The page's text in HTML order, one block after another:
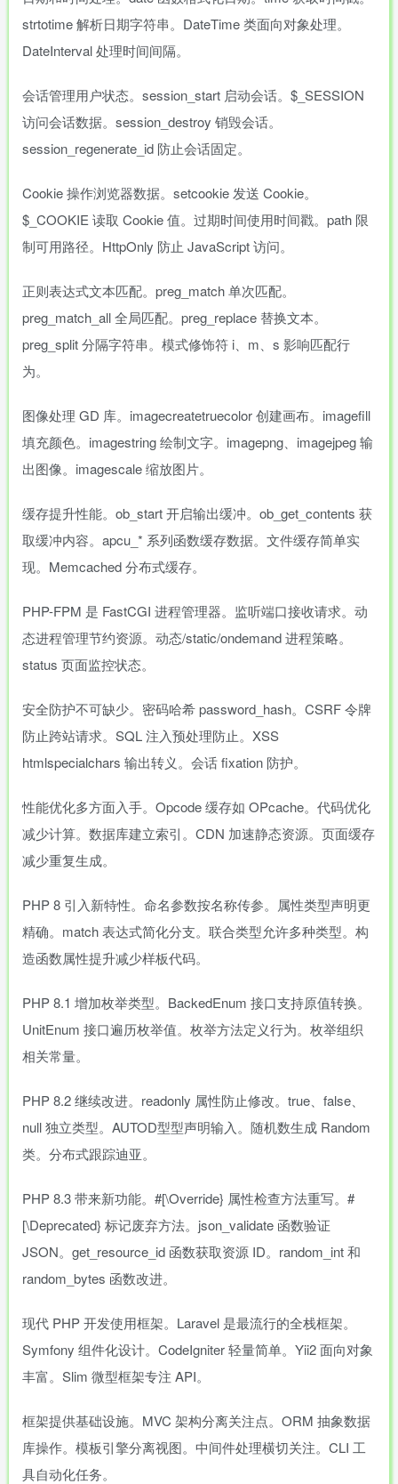
strtotime 解析日期字符串。DateTime 类面向对象处理。
DateInterval 处理时间间隔。
会话管理用户状态。session_start 启动会话。$_SESSION
访问会话数据。session_destroy 销毁会话。
session_regenerate_id 防止会话固定。
Cookie 操作浏览器数据。setcookie 发送 Cookie。
$_COOKIE 读取 Cookie 值。过期时间使用时间戳。path 限
制可用路径。HttpOnly 防止 JavaScript 访问。
正则表达式文本匹配。preg_match 单次匹配。
preg_match_all 全局匹配。preg_replace 替换文本。
preg_split 分隔字符串。模式修饰符 i、m、s 影响匹配行
为。
图像处理 GD 库。imagecreatetruecolor 创建画布。imagefill
填充颜色。imagestring 绘制文字。imagepng、imagejpeg 输
出图像。imagescale 缩放图片。
缓存提升性能。ob_start 开启输出缓冲。ob_get_contents 获
取缓冲内容。apcu_* 系列函数缓存数据。文件缓存简单实
现。Memcached 分布式缓存。
PHP-FPM 是 FastCGI 进程管理器。监听端口接收请求。动
态进程管理节约资源。动态/static/ondemand 进程策略。
status 页面监控状态。
安全防护不可缺少。密码哈希 password_hash。CSRF 令牌
防止跨站请求。SQL 注入预处理防止。XSS
htmlspecialchars 输出转义。会话 fixation 防护。
性能优化多方面入手。Opcode 缓存如 OPcache。代码优化
减少计算。数据库建立索引。CDN 加速静态资源。页面缓存
减少重复生成。
PHP 8 引入新特性。命名参数按名称传参。属性类型声明更
精确。match 表达式简化分支。联合类型允许多种类型。构
造函数属性提升减少样板代码。
PHP 8.1 增加枚举类型。BackedEnum 接口支持原值转换。
UnitEnum 接口遍历枚举值。枚举方法定义行为。枚举组织
相关常量。
PHP 8.2 继续改进。readonly 属性防止修改。true、false、
null 独立类型。AUTOD型型声明输入。随机数生成 Random
类。分布式跟踪迪亚。
PHP 8.3 带来新功能。#[\Override} 属性检查方法重写。#
[\Deprecated} 标记废弃方法。json_validate 函数验证
JSON。get_resource_id 函数获取资源 ID。random_int 和
random_bytes 函数改进。
现代 PHP 开发使用框架。Laravel 是最流行的全栈框架。
Symfony 组件化设计。CodeIgniter 轻量简单。Yii2 面向对象
丰富。Slim 微型框架专注 API。
框架提供基础设施。MVC 架构分离关注点。ORM 抽象数据
库操作。模板引擎分离视图。中间件处理横切关注。CLI 工
具自动化任务。